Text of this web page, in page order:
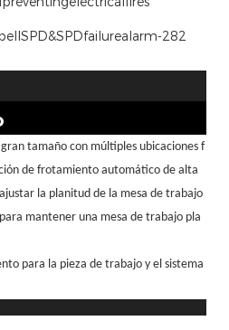
tamaño con múltiples ubicaciones f
de frotamiento automático de alta
la planitud de la mesa de trabajo
mantener una mesa de trabajo pla
para la pieza de trabajo y el sistema